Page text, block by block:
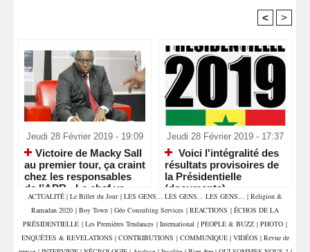
< >
Jeudi 28 Février 2019 - 19:09
​Victoire de Macky Sall
au premier tour, ça craint
chez les responsables
de l’APR - Le chef va
nettoyer les écuries
d’Augias
Jeudi 28 Février 2019 - 17:37
Voici l'intégralité des
résultats provisoires de
la Présidentielle
(documents)
ACTUALITÉ | Le Billet du Jour | LES GENS... LES GENS... LES GENS... | Religion &
Ramadan 2020 | Boy Town | Géo Consulting Services | REACTIONS | ÉCHOS DE LA
PRÉSIDENTIELLE | Les Premières Tendances | International | PEOPLE & BUZZ | PHOTO |
ENQUÊTES & REVELATIONS | CONTRIBUTIONS | COMMUNIQUE | VIDÉOS | Revue de